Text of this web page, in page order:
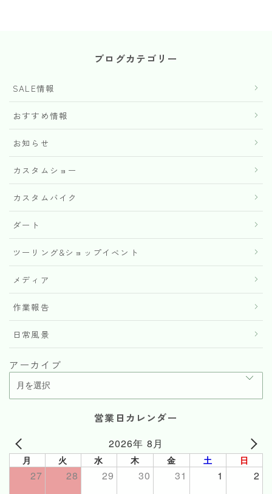
ブログカテゴリー
SALE情報
おすすめ情報
お知らせ
カスタムショー
カスタムバイク
ダート
ツーリング&ショップイベント
メディア
作業報告
日常風景
アーカイブ
営業日カレンダー
2026年 8月
月 火 水 木 金 土 日
27 28 29 30 31 1 2